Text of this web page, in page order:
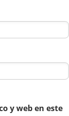
y web en este